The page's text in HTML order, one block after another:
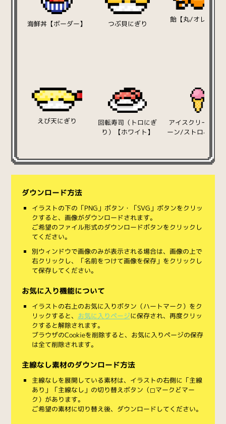
海鮮丼【ボーダー】 つぶ貝にぎり 飴【丸/オレンジ】
えび天にぎり
回転寿司（トロにぎ
り）【ホワイト】
アイスクリーム（
ーン/ストロベリー
ダウンロード方法
イラストの下の「PNG」ボタン・「SVG」ボタンをクリッ
クすると、画像がダウンロードされます。
ご希望のファイル形式のダウンロードボタンをクリックし
てください。
別ウィンドウで画像のみが表示される場合は、画像の上で
右クリックし、「名前をつけて画像を保存」をクリックし
て保存してください。
お気に入り機能について
イラストの右上のお気に入りボタン（ハートマーク）をク
リックすると、 お気に入りページに保存され、再度クリッ
クすると解除されます。
ブラウザのCookieを削除すると、お気に入りページの保存
は全て削除されます。
主線なし素材のダウンロード方法
主線なしを展開している素材は、イラストの右側に「主線
あり」「主線なし」の切り替えボタン（◻︎マークと◼︎マー
ク）があります。
ご希望の素材に切り替え後、ダウンロードしてください。